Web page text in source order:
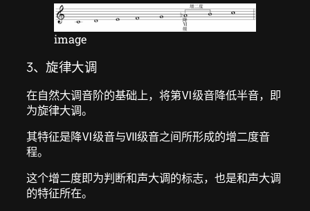
image
3、旋律大调
在自然大调音阶的基础上，将第Ⅵ级音降低半音，即
为旋律大调。
其特征是降Ⅵ级音与Ⅶ级音之间所形成的增二度音
程。
这个增二度即为判断和声大调的标志，也是和声大调
的特征所在。